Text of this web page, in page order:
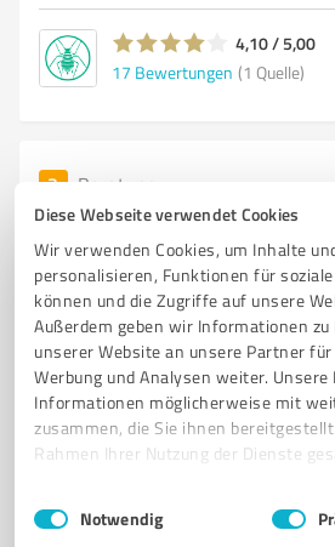
Diese Webseite verwendet Cookies
Wir verwenden Cookies, um Inhalte
personalisieren, Funktionen für
können und die Zugriffe auf unsere
Außerdem geben wir Informationen
unserer Website an unsere Partner für
Werbung und Analysen weiter.
Informationen möglicherweise mit
zusammen, die Sie ihnen
Rahmen Ihrer Nutzung der Dienste
Impressum
Einwilligungsauswahl
Notwendig
4,10 / 5,00
17 Bewertungen (1 Quelle)
3 Beratung
Maurice
Individuelle Planung und
Solaranlagen für
UNSERE ANGEBOTE ZEICHNEN SICH DURCH
MASSGESCHNEIDERTE SOLARLÖSUNGEN UND EINE
ARANTIE AUS – EIN SERVICE
DEN KEIN ANDERES UNTERNEHMEN IN DER
Tel. +49 1578 5560413